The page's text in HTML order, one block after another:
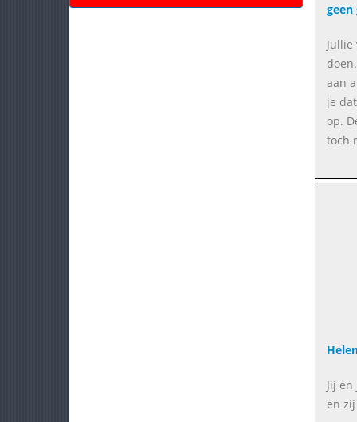
geen
aan
je
op.
toch
Jij
en